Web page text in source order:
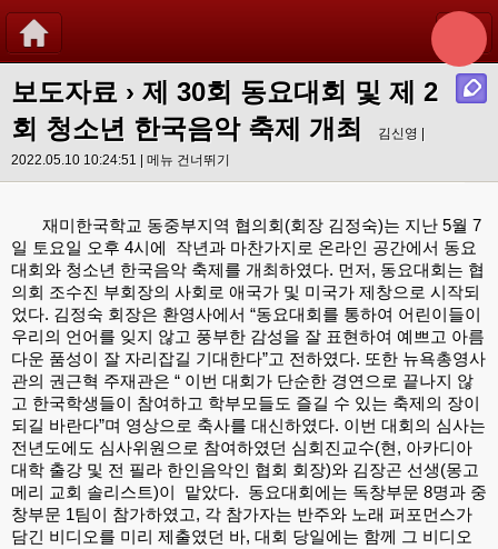
보도자료 › 제 30회 동요대회 및 제 2
회 청소년 한국음악 축제 개최
김신영 |
2022.05.10 10:24:51 | 메뉴 건너뛰기
재미한국학교 동중부지역 협의회(회장 김정숙)는 지난 5월 7
일 토요일 오후 4시에  작년과 마찬가지로 온라인 공간에서 동요
대회와 청소년 한국음악 축제를 개최하였다. 먼저, 동요대회는 협
의회 조수진 부회장의 사회로 애국가 및 미국가 제창으로 시작되
었다. 김정숙 회장은 환영사에서 “동요대회를 통하여 어린이들이
우리의 언어를 잊지 않고 풍부한 감성을 잘 표현하여 예쁘고 아름
다운 품성이 잘 자리잡길 기대한다”고 전하였다. 또한 뉴욕총영사
관의 권근혁 주재관은 “ 이번 대회가 단순한 경연으로 끝나지 않
고 한국학생들이 참여하고 학부모들도 즐길 수 있는 축제의 장이
되길 바란다”며 영상으로 축사를 대신하였다. 이번 대회의 심사는
전년도에도 심사위원으로 참여하였던 심회진교수(현, 아카디아
대학 출강 및 전 필라 한인음악인 협회 회장)와 김장곤 선생(몽고
메리 교회 솔리스트)이  맡았다.  동요대회에는 독창부문 8명과 중
창부문 1팀이 참가하였고, 각 참가자는 반주와 노래 퍼포먼스가
담긴 비디오를 미리 제출였던 바, 대회 당일에는 함께 그 비디오